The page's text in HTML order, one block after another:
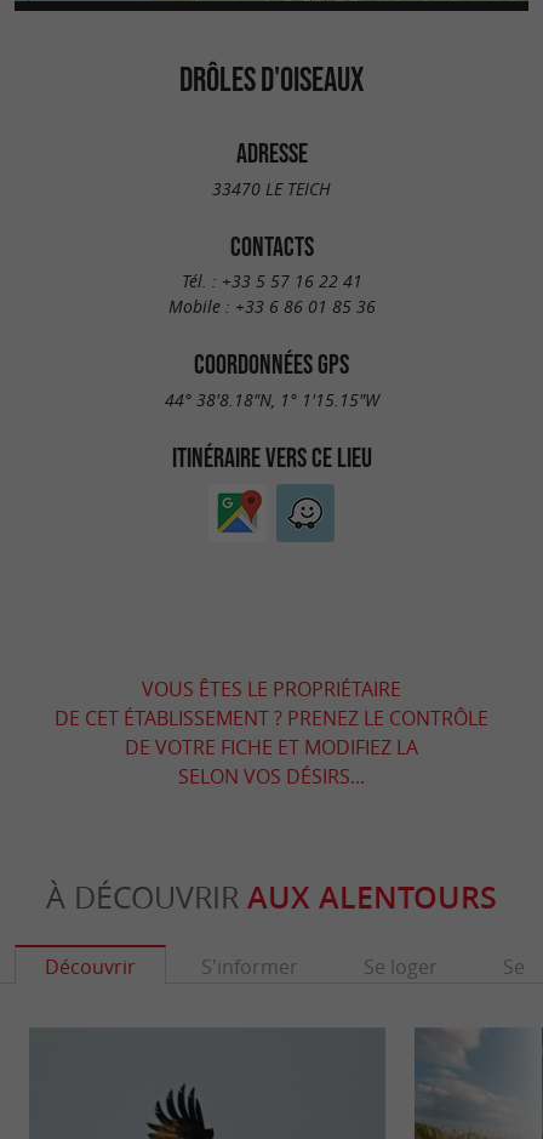
DRÔLES D'OISEAUX
ADRESSE
33470 LE TEICH
CONTACTS
Tél. : +33 5 57 16 22 41
Mobile : +33 6 86 01 85 36
COORDONNÉES GPS
44° 38'8.18"N, 1° 1'15.15"W
ITINÉRAIRE VERS CE LIEU
VOUS ÊTES LE PROPRIÉTAIRE
DE CET ÉTABLISSEMENT ? PRENEZ LE CONTRÔLE
DE VOTRE FICHE ET MODIFIEZ LA
SELON VOS DÉSIRS...
À DÉCOUVRIR AUX ALENTOURS
Découvrir S'informer Se loger Se